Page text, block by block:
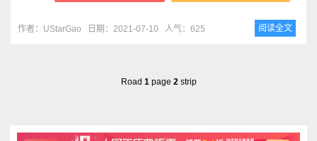
作者：UStarGao 日期：2021-07-10 人气：625 阅读全文
Road 1page 2strip